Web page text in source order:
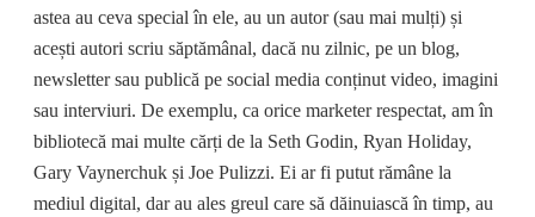
astea au ceva special în ele, au un autor (sau mai mulți) și
acești autori scriu săptămânal, dacă nu zilnic, pe un blog,
newsletter sau publică pe social media conținut video, imagini
sau interviuri. De exemplu, ca orice marketer respectat, am în
bibliotecă mai multe cărți de la Seth Godin, Ryan Holiday,
Gary Vaynerchuk și Joe Pulizzi. Ei ar fi putut rămâne la
mediul digital, dar au ales greul care să dăinuiască în timp, au